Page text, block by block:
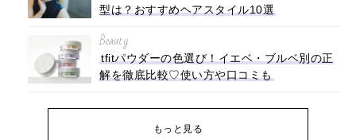
型は？おすすめヘアスタイル10選
Beauty
tfitパウダーの色選び！イエベ・ブルベ別の正
解を徹底比較♡使い方や口コミも
もっと見る